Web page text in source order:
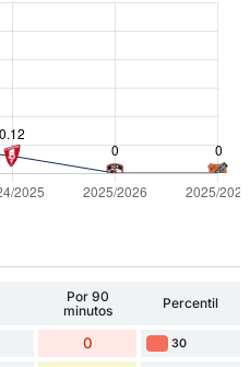
Por 90
minutos
Percentil
0 30